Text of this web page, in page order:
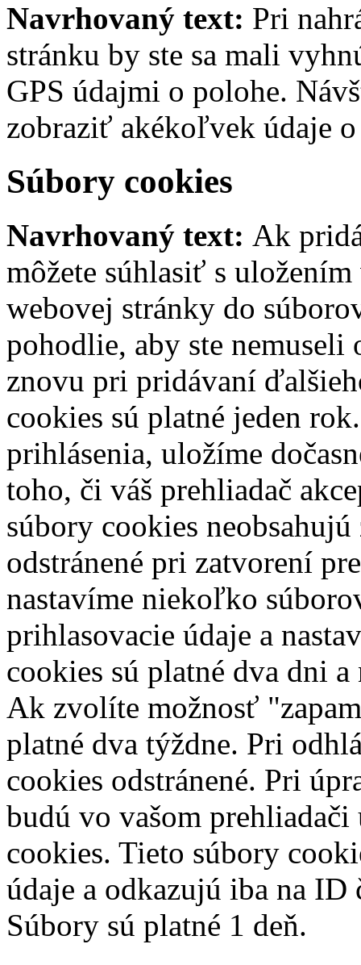
Navrhovaný text: Pri
stránku by ste sa mali
GPS údajmi o polohe.
zobraziť akékoľvek údaje
Súbory cookies
Navrhovaný text: Ak
môžete súhlasiť s
webovej stránky do
pohodlie, aby ste
znovu pri pridávaní
cookies sú platné jeden
prihlásenia, uložíme
toho, či váš prehliadač
súbory cookies
odstránené pri zatvorení
nastavíme niekoľko
prihlasovacie údaje a
cookies sú platné dva dni
Ak zvolíte možnosť
platné dva týždne. Pri
cookies odstránené. Pri
budú vo vašom
cookies. Tieto súbory
údaje a odkazujú iba na
Súbory sú platné 1 deň.